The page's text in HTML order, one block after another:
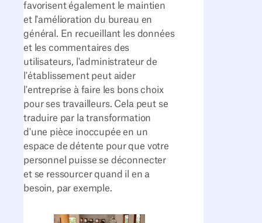
favorisent également le maintien
et l'amélioration du bureau en
général. En recueillant les données
et les commentaires des
utilisateurs, l'administrateur de
l'établissement peut aider
l'entreprise à faire les bons choix
pour ses travailleurs. Cela peut se
traduire par la transformation
d'une pièce inoccupée en un
espace de détente pour que votre
personnel puisse se déconnecter
et se ressourcer quand il en a
besoin, par exemple.